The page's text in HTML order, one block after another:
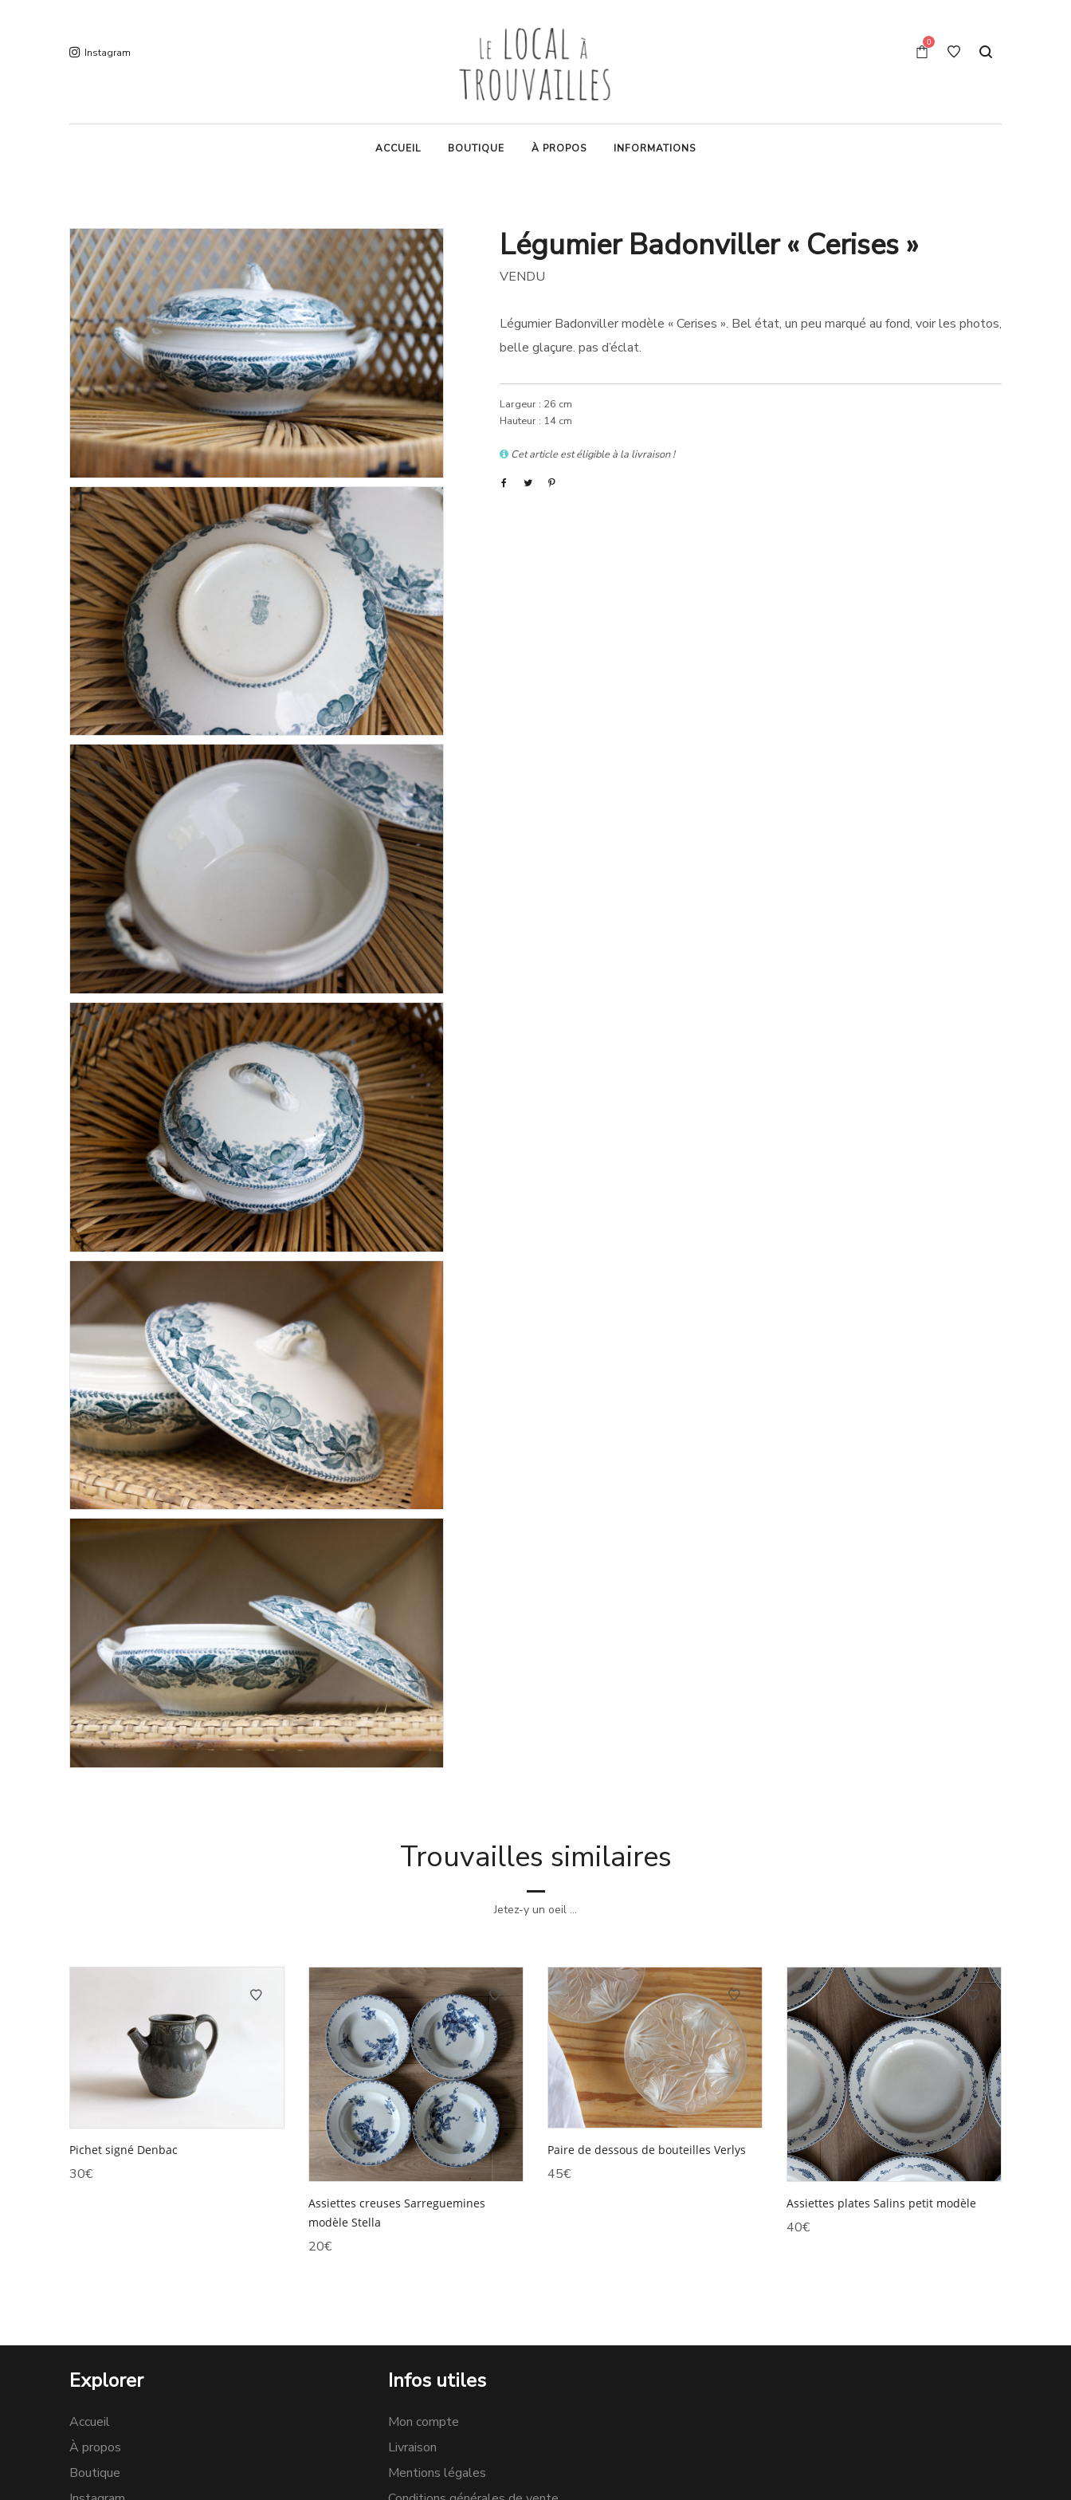
Instagram
0
ACCUEIL BOUTIQUE À PROPOS INFORMATIONS
Légumier Badonviller « Cerises »
VENDU
Légumier Badonviller modèle « Cerises ». Bel état, un peu marqué au fond, voir les photos,
belle glaçure. pas d’éclat.
Largeur : 26 cm
Hauteur : 14 cm
Cet article est éligible à la livraison !
Trouvailles similaires
Jetez-y un oeil ...
Pichet signé Denbac
30€
Assiettes creuses Sarreguemines
modèle Stella
20€
Paire de dessous de bouteilles Verlys
45€
Assiettes plates Salins petit modèle
40€
Explorer
Accueil
À propos
Boutique
Infos utiles
Mon compte
Livraison
Mentions légales